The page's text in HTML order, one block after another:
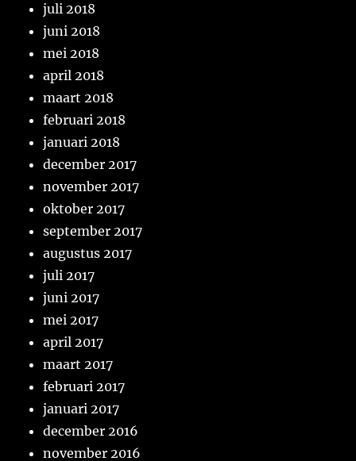
juli 2018
juni 2018
mei 2018
april 2018
maart 2018
februari 2018
januari 2018
december 2017
november 2017
oktober 2017
september 2017
augustus 2017
juli 2017
juni 2017
mei 2017
april 2017
maart 2017
februari 2017
januari 2017
december 2016
november 2016